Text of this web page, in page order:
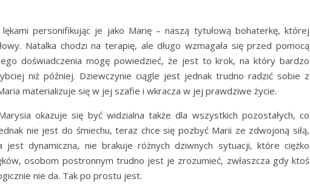
personifikując je jako Marię – naszą tytułową bohaterkę, której
Natalka chodzi na terapię, ale długo wzmagała się przed pomocą
doświadczenia mogę powiedzieć, że jest to krok, na który bardzo
niż później. Dziewczynie ciągle jest jednak trudno radzić sobie z
materializuje się w jej szafie i wkracza w jej prawdziwe życie.
okazuje się być widzialna także dla wszystkich pozostałych, co
nie jest do śmiechu, teraz chce się pozbyć Marii ze zdwojoną siłą,
dynamiczna, nie brakuje różnych dziwnych sytuacji, które ciężko
osobom postronnym trudno jest je zrozumieć, zwłaszcza gdy ktoś
nie da. Tak po prostu jest.